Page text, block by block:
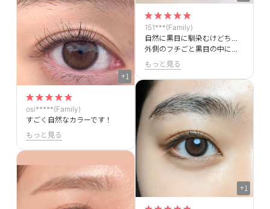
+1
osi*****(Family)
すごく自然なカラーです！
もっと見る
151***(Family)
外側のフチごと黒目の中に収まるサイズ感でした。
もっと見る
+1